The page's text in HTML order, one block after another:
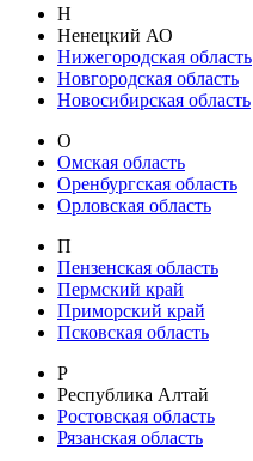
Н
Ненецкий АО
Нижегородская область
Новгородская область
Новосибирская область
О
Омская область
Оренбургская область
Орловская область
П
Пензенская область
Пермский край
Приморский край
Псковская область
Р
Республика Алтай
Ростовская область
Рязанская область